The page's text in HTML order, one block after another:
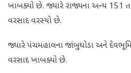
ખાબક્યો છે. જ્યારે રાજ્યના અન્ય 151
વરસાદ વરસ્યો છે.
જ્યારે પંચમહાલના જાંબુઘોડા અને
વરસાદ ખાબક્યો છે.